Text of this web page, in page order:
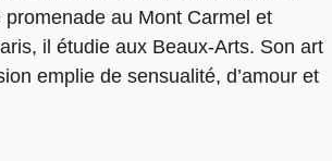
au Mont Carmel et
il étudie aux Beaux-Arts. Son art
emplie de sensualité, d’amour et